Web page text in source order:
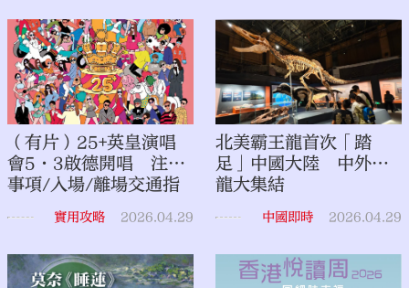
（有片）25+英皇演唱
會5·3啟德開唱 注意
事項/入場/離場交通指
南來了→
實用攻略 2026.04.29
北美霸王龍首次「踏
足」中國大陸 中外暴
龍大集結
中國即時 2026.04.29